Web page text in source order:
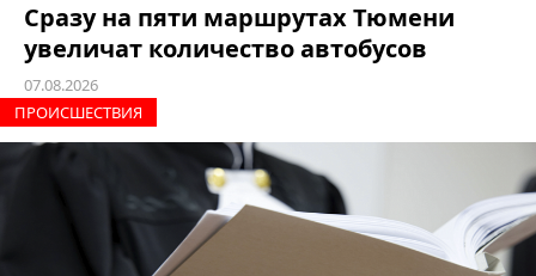
Сразу на пяти маршрутах Тюмени
увеличат количество автобусов
07.08.2026
ПРОИCШЕСТВИЯ